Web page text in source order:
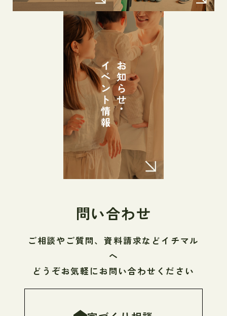
問い合わせ
ご相談やご質問、資料請求などイチマル
へ
どうぞお気軽にお問い合わせください